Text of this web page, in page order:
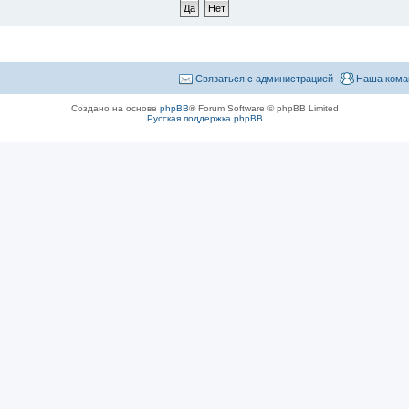
Наша
Связаться с администрацией
Создано на основе phpBB® Forum Software © phpBB Limited
Русская поддержка phpBB